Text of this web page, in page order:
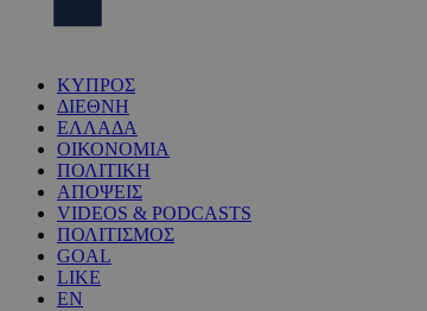
ΚΥΠΡΟΣ
ΔΙΕΘΝΗ
ΕΛΛΑΔΑ
ΟΙΚΟΝΟΜΙΑ
ΠΟΛΙΤΙΚΗ
ΑΠΟΨΕΙΣ
VIDEOS & PODCASTS
ΠΟΛΙΤΙΣΜΟΣ
GOAL
LIKE
EN